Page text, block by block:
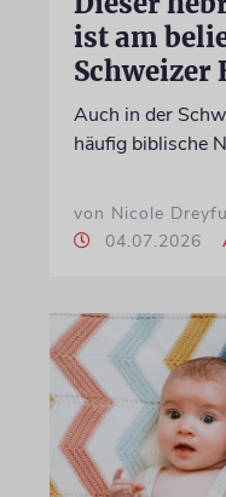
ist am
Schweizer
Auch in der
häufig biblische
von Nicole
04.07.2026